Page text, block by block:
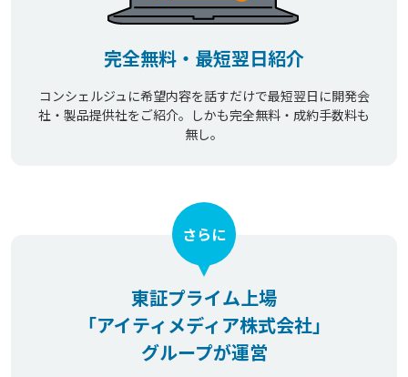
完全無料・最短翌日紹介
コンシェルジュに希望内容を話すだけで最短翌日に開発会
社・製品提供社をご紹介。しかも完全無料・成約手数料も
無し。
東証プライム上場
「アイティメディア株式会社」
グループが運営
さらに